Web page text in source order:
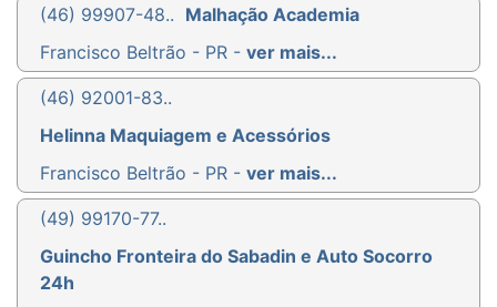
(46) 99907-48.. Malhação Academia
Francisco Beltrão - PR - ver mais...
(46) 92001-83..
Helinna Maquiagem e Acessórios
Francisco Beltrão - PR - ver mais...
(49) 99170-77..
Guincho Fronteira do Sabadin e Auto Socorro
24h